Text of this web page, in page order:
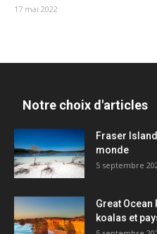
17 mai 2022
Notre choix d'articles
Fraser
monde
5 septembre
Great Ocean
koalas et